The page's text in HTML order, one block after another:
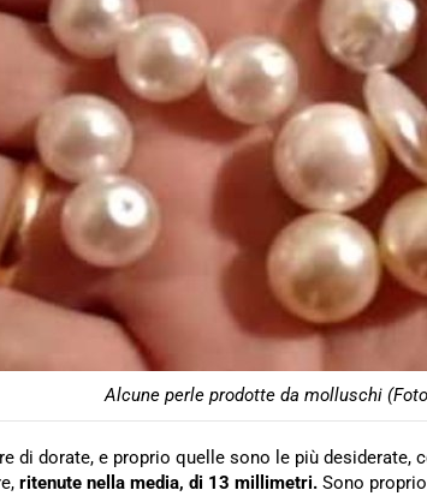
Alcune perle prodotte da molluschi
di dorate, e proprio quelle sono le più desiderate,
ritenute nella media, di 13 millimetri. Sono